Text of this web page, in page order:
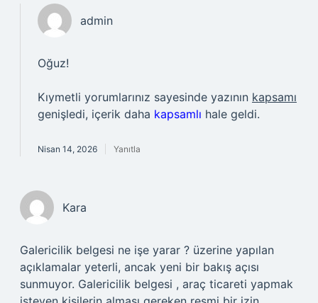
admin
Oğuz!
Kıymetli yorumlarınız sayesinde yazının kapsamı
genişledi, içerik daha kapsamlı hale geldi.
Nisan 14, 2026 Yanıtla
Kara
Galericilik belgesi ne işe yarar ? üzerine yapılan
açıklamalar yeterli, ancak yeni bir bakış açısı
sunmuyor. Galericilik belgesi , araç ticareti yapmak